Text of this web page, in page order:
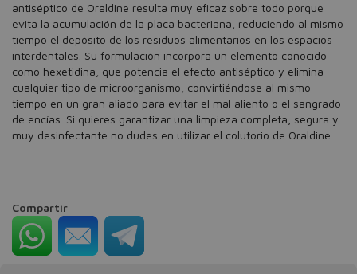
antiséptico de Oraldine resulta muy eficaz sobre todo porque
evita la acumulación de la placa bacteriana, reduciendo al mismo
tiempo el depósito de los residuos alimentarios en los espacios
interdentales. Su formulación incorpora un elemento conocido
como hexetidina, que potencia el efecto antiséptico y elimina
cualquier tipo de microorganismo, convirtiéndose al mismo
tiempo en un gran aliado para evitar el mal aliento o el sangrado
de encías. Si quieres garantizar una limpieza completa, segura y
muy desinfectante no dudes en utilizar el colutorio de Oraldine.
Compartir